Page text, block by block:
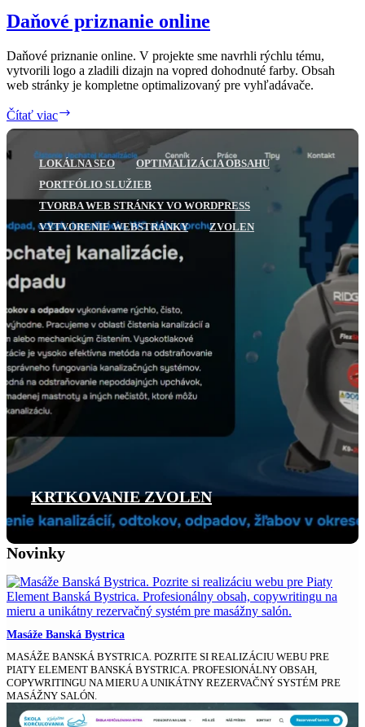
Daňové priznanie online
Daňové priznanie online. V projekte sme navrhli rýchlu tému,
vytvorili logo a zladili dizajn na vopred dohodnuté farby. Obsah
web stránky je kompletne optimalizovaný pre vyhľadávače.
Čítať viac
priznanie
LOKÁLNA SEO
OPTIMALIZÁCIA OBSAHU
PORTFÓLIO SLUŽIEB
TVORBA WEB STRÁNKY VO WORDPRESS
VYTVORENIE WEBSTRÁNKY
ZVOLEN
KRTKOVANIE ZVOLEN
Novinky
Masáže Banská Bystrica
MASÁŽE BANSKÁ BYSTRICA. POZRITE SI REALIZÁCIU WEBU PRE
PIATY ELEMENT BANSKÁ BYSTRICA. PROFESIONÁLNY OBSAH,
COPYWRITINGU NA MIERU A UNIKÁTNY REZERVAČNÝ SYSTÉM PRE
MASÁŽNY SALÓN.